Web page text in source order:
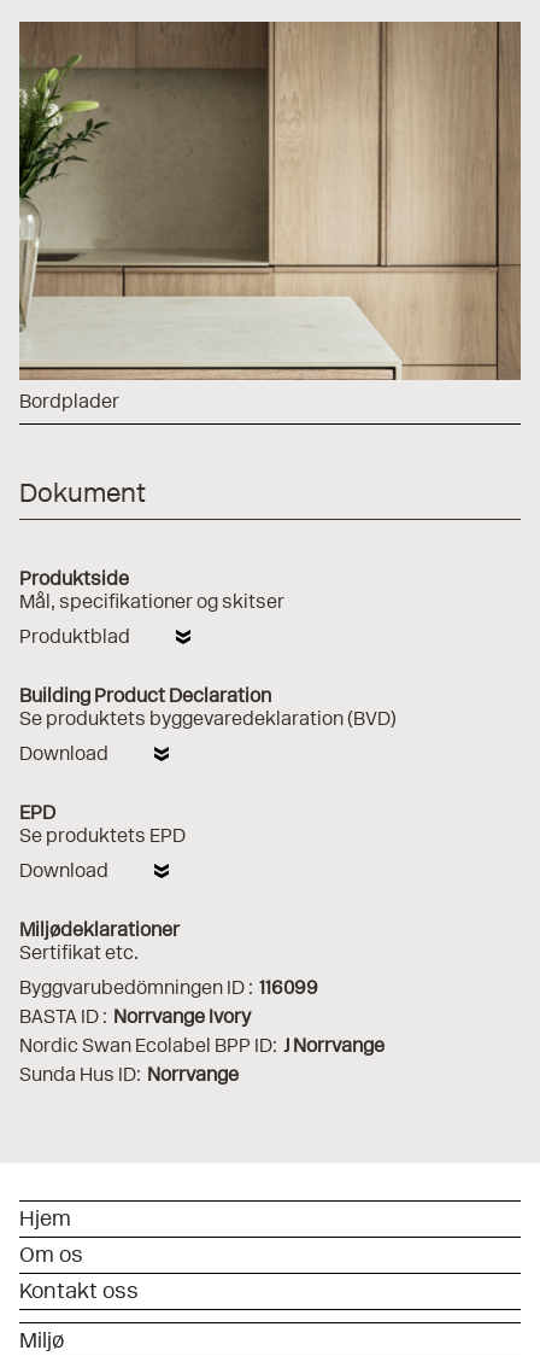
Bordplader
Dokument
Produktside
Mål, specifikationer og skitser
Produktblad
Building Product Declaration
Se produktets byggevaredeklaration (BVD)
Download
EPD
Se produktets EPD
Download
Miljødeklarationer
Sertifikat etc.
Byggvarubedömningen ID : 116099
BASTA ID : Norrvange Ivory
Nordic Swan Ecolabel BPP ID: J Norrvange
Sunda Hus ID: Norrvange
Hjem
Om os
Kontakt oss
Miljø